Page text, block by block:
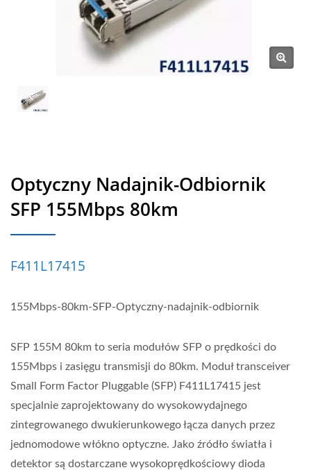
Optyczny Nadajnik-Odbiornik
SFP 155Mbps 80km
F411L17415
155Mbps-80km-SFP-Optyczny-nadajnik-odbiornik
SFP 155M 80km to seria modułów SFP o prędkości do
155Mbps i zasięgu transmisji do 80km. Moduł transceiver
Small Form Factor Pluggable (SFP) F411L17415 jest
specjalnie zaprojektowany do wysokowydajnego
zintegrowanego dwukierunkowego łącza danych przez
jednomodowe włókno optyczne. Jako źródło światła i
detektor są dostarczane wysokoprędkościowy dioda